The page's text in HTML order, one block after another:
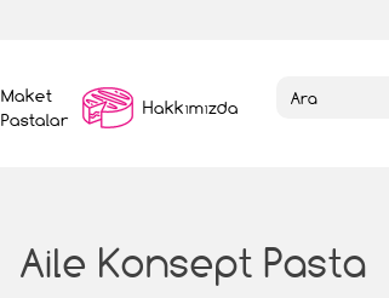
Maket
Pastalar
Hakkımızda
Aile Konsept Pasta